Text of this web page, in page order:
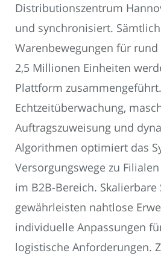
Distributionszentrum
und synchronisiert.
Warenbewegungen für
2,5 Millionen Einheiten
Plattform
Echtzeitüberwachung,
Auftragszuweisung und
Algorithmen optimiert das
Versorgungswege zu
im B2B-Bereich.
gewährleisten nahtlose
individuelle Anpassungen
logistische Anforderungen.